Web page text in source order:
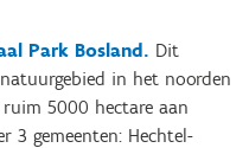
Park Bosland. Dit
in het noorden
5000 hectare aan
3 gemeenten: Hechtel-